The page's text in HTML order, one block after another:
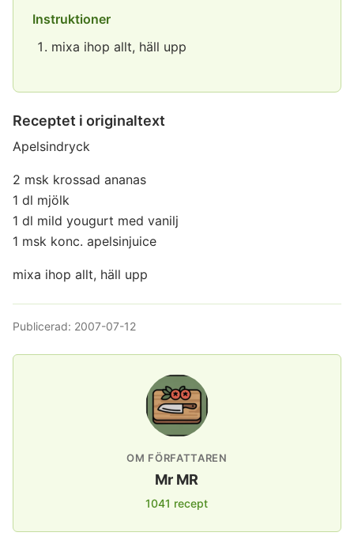
Instruktioner
mixa ihop allt, häll upp
Receptet i originaltext
Apelsindryck
2 msk krossad ananas
1 dl mjölk
1 dl mild yougurt med vanilj
1 msk konc. apelsinjuice
mixa ihop allt, häll upp
Publicerad: 2007-07-12
OM FÖRFATTAREN
Mr MR
1041 recept